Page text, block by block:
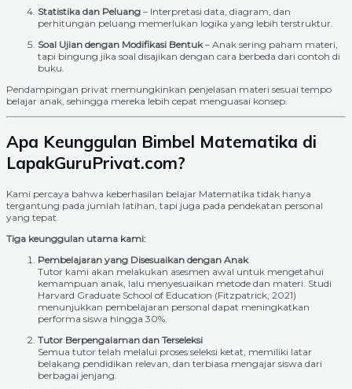
Statistika dan Peluang – Interpretasi data, diagram, dan
perhitungan peluang memerlukan logika yang lebih terstruktur.
Soal Ujian dengan Modifikasi Bentuk– Anak sering paham materi,
tapi bingung jika soal disajikan dengan cara berbeda dari contoh di
buku.
Pendampingan privat memungkinkan penjelasan materi sesuai tempo
belajar anak, sehingga mereka lebih cepat menguasai konsep.
Apa Keunggulan Bimbel Matematika di
LapakGuruPrivat.com?
Kami percaya bahwa keberhasilan belajar Matematika tidak hanya
tergantung pada jumlah latihan, tapi juga pada pendekatan personal
yang tepat.
Tiga keunggulan utama kami:
Pembelajaran yang Disesuaikan dengan Anak
Tutor kami akan melakukan asesmen awal untuk mengetahui
kemampuan anak, lalu menyesuaikan metode dan materi. Studi
Harvard Graduate School of Education (Fitzpatrick, 2021)
menunjukkan pembelajaran personal dapat meningkatkan
performa siswa hingga 30%.
Tutor Berpengalaman dan Terseleksi
Semua tutor telah melalui proses seleksi ketat, memiliki latar
belakang pendidikan relevan, dan terbiasa mengajar siswa dari
berbagai jenjang.